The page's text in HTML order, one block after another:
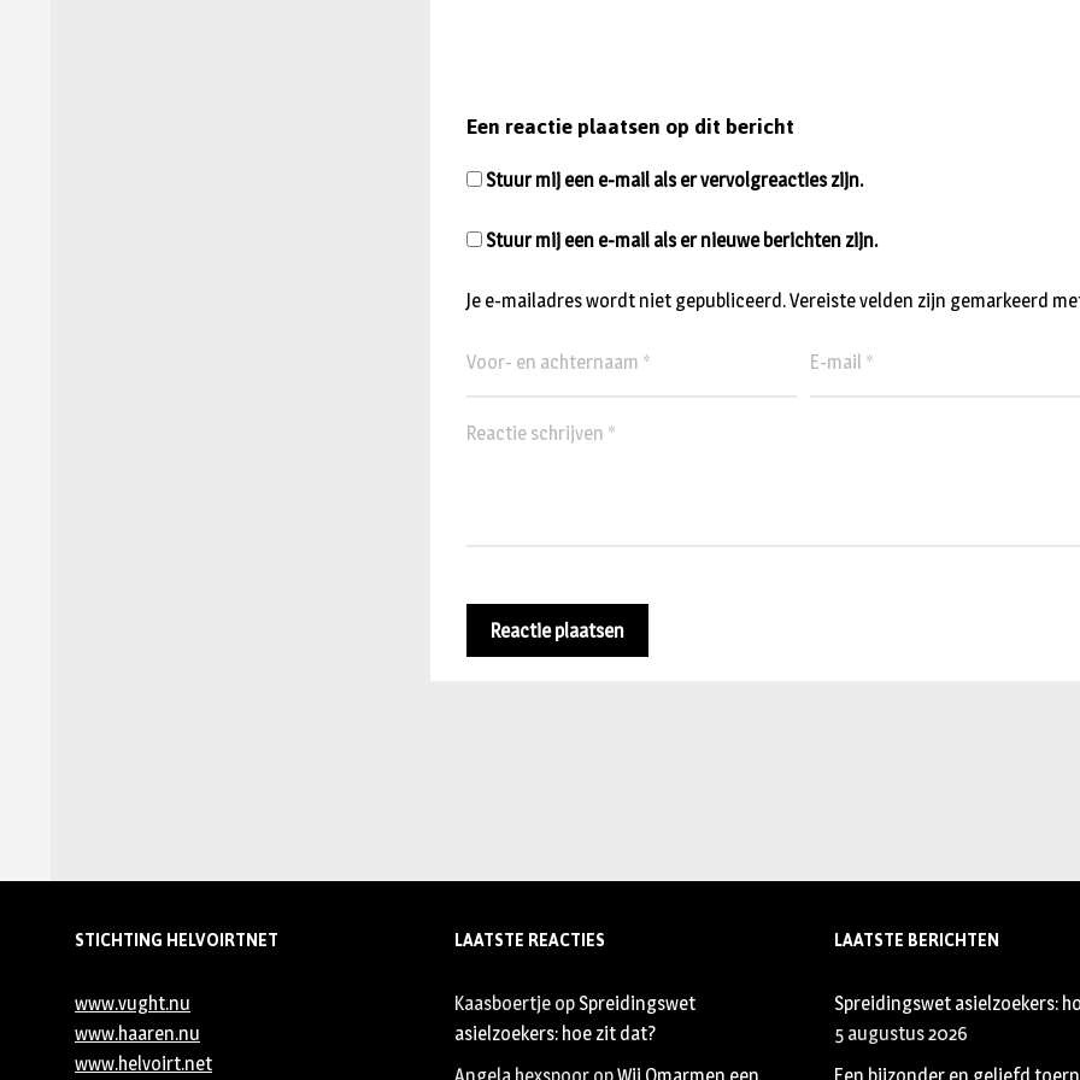
Een reactie plaatsen op dit bericht
Je e-mailadres wordt niet gepubliceerd.Vereiste velden zijn gemarkeerd
Stuur mij een e-mail als er vervolgreacties zijn.
Stuur mij een e-mail als er nieuwe berichten zijn.
STICHTING HELVOIRTNET
www.vught.nu
www.haaren.nu
www.helvoirt.net
LAATSTE REACTIES
Kaasboertje op Spreidingswet
asielzoekers: hoe zit dat?
LAATSTE BERICHTEN
Spreidingswet asielzoekers:
5 augustus 2026